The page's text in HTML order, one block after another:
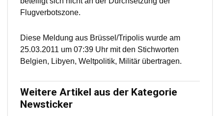
Flugverbotszone.
Diese Meldung aus Brüssel/Tripolis wurde am
25.03.2011 um 07:39 Uhr mit den Stichworten
Belgien, Libyen, Weltpolitik, Militär übertragen.
Weitere Artikel aus der Kategorie
Newsticker